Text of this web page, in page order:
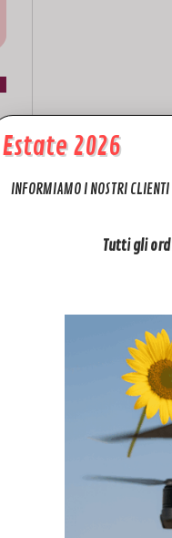
Estate 2026
INFORMIAMO I NOSTRI
Tutti gli